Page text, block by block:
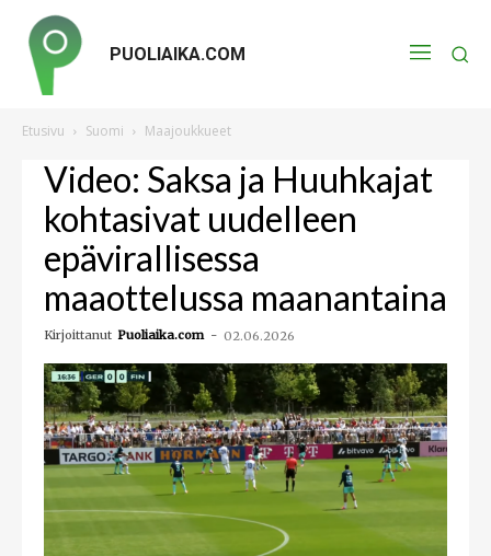
PUOLIAIKA.COM
Etusivu Suomi Maajoukkueet
Video: Saksa ja Huuhkajat
kohtasivat uudelleen
epävirallisessa
maaottelussa maanantaina
Kirjoittanut Puoliaika.com - 02.06.2026